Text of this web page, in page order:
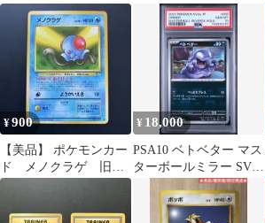
ー 旧裏 未使用
未使用
¥900
【美品】 ポケモンカー
ド メノクラゲ 旧
裏 未使用
¥ 18,000
PSA10 ベトベター マス
ターボールミラー SV2a
ポケモンカード